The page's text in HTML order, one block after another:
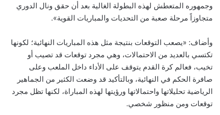
وجمهوره المتعطش لهذه البطولة الغالية بعد أن حقق ونال الدوري
متجاوزاً مرحلة صعبة من التحديات والمباريات القوية».
وأضاف: «يصعب التوقعات بنتيجة مثل هذه المباريات النهائية؛ لكونها
تكتسي بالعديد من الاحتمالات، وهي مجرد توقعات قد تصيب أو
تخيب، فعالم كرة القدم يتوقف على الأداء داخل الملعب وعلى
صافرة الحكم في النهائية، وبالتأكيد قد وضعت الكثير من الجماهير
الرياضية تحليلاتها واحتمالاتها ورؤيتها لهذه المباراة، لكنها تظل مجرد
توقعات ومن منظور شخصي.